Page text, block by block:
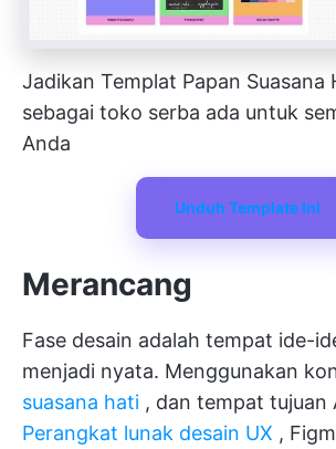
Jadikan Templat Papan Suasana
sebagai toko serba ada untuk
Anda
Unduh Template Ini
Merancang
Fase desain adalah tempat ide-
menjadi nyata. Menggunakan
suasana hati , dan tempat tujuan
Perangkat lunak desain UX ,